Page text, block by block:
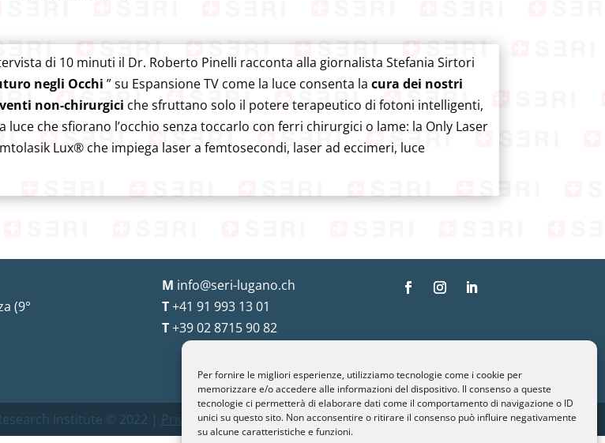
Per fornire le migliori esperienze, utilizziamo tecnologie come i cookie per
memorizzare e/o accedere alle informazioni del dispositivo. Il consenso a queste
tecnologie ci permetterà di elaborare dati come il comportamento di navigazione o ID
unici su questo sito. Non acconsentire o ritirare il consenso può influire negativamente
su alcune caratteristiche e funzioni.
di 10 minuti il Dr. Roberto Pinelli racconta alla giornalista Stefania Sirtori
negli Occhi ” su Espansione TV come la luce consenta lacura dei nostri
non-chirurgici che sfruttano solo il potere terapeutico di fotoni intelligenti,
luce che sfiorano l’occhio senza toccarlo con ferri chirurgici o lame: la Only Laser
Lux® che impiega laser a femtosecondi, laser ad eccimeri, luce
(9°
M info@seri-lugano.ch
T+41 91 993 13 01
T+39 02 8715 90 82
Institute © 2022 | Privacy Policy| Designed byPcLab